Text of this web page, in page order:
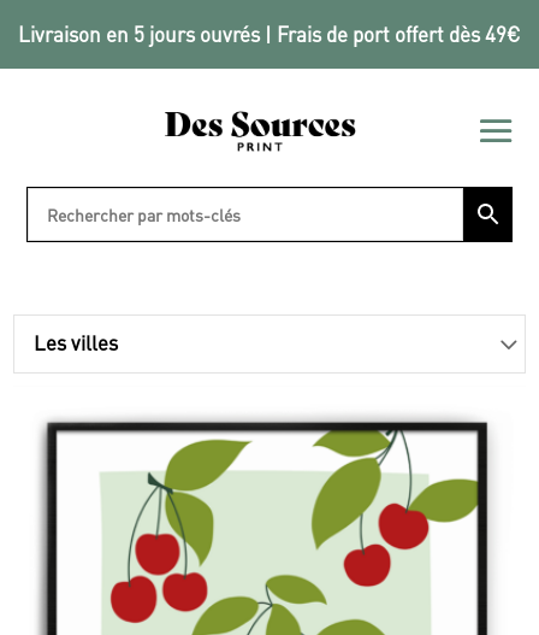
Livraison en 5 jours ouvrés | Frais de port offert dès 49€
Les villes